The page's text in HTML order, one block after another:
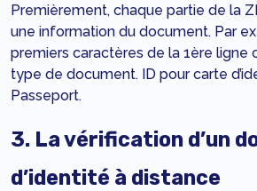
Premièrement, chaque partie de la
une information du document. Par
premiers caractères de la 1ère ligne
type de document. ID pour carte
Passeport.
3. La vérification d’un
d’identité à distance